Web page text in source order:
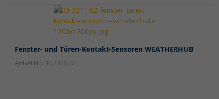
Fenster- und Türen-Kontakt-Sensoren WEATHERHUB
Artikel Nr.: 30.3311.02